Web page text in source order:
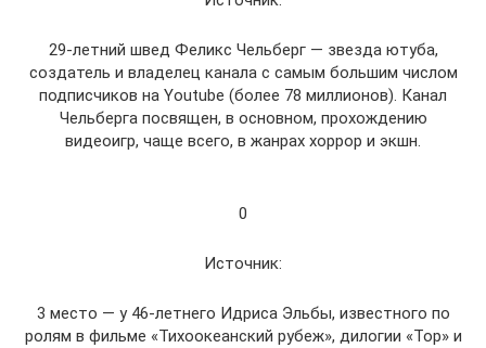
29-летний швед Феликс Чельберг — звезда ютуба,
создатель и владелец канала с самым большим числом
подписчиков на Youtube (более 78 миллионов). Канал
Чельберга посвящен, в основном, прохождению
видеоигр, чаще всего, в жанрах хоррор и экшн.
0
Источник:
3 место — у 46-летнего Идриса Эльбы, известного по
ролям в фильме «Тихоокеанский рубеж», дилогии «Тор» и